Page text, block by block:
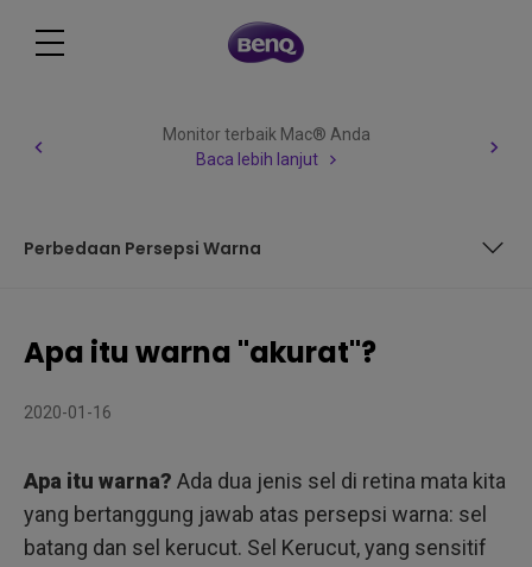
Monitor terbaik Mac® Anda
Baca lebih lanjut
Perbedaan Persepsi Warna
Perbedaan Persepsi Warna
Apa itu warna "akurat"?
2020-01-16
Apa itu warna? Ada dua jenis sel di retina mata kita
yang bertanggung jawab atas persepsi warna: sel
batang dan sel kerucut. Sel Kerucut, yang sensitif